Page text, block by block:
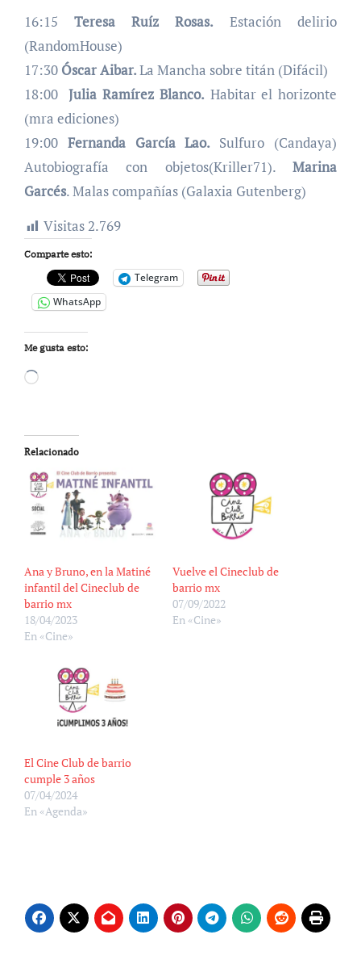
16:15 Teresa Ruíz Rosas. Estación delirio
(RandomHouse)
17:30 Óscar Aibar.La Mancha sobre titán (Difácil)
18:00Julia Ramírez Blanco. Habitar el horizonte
(mra ediciones)
19:00 Fernanda García Lao. Sulfuro (Candaya)
Autobiografía con objetos(Kriller71).Marina
Garcés. Malas compañías (Galaxia Gutenberg)
Visitas 2.769
Comparte esto:
Telegram
WhatsApp
Me gusta esto:
Cargando...
Relacionado
Ana y Bruno, en la Matiné
infantil del Cineclub de
barrio mx
18/04/2023
En «Cine»
Vuelve el Cineclub de
barrio mx
07/09/2022
En «Cine»
El Cine Club de barrio
cumple 3 años
07/04/2024
En «Agenda»